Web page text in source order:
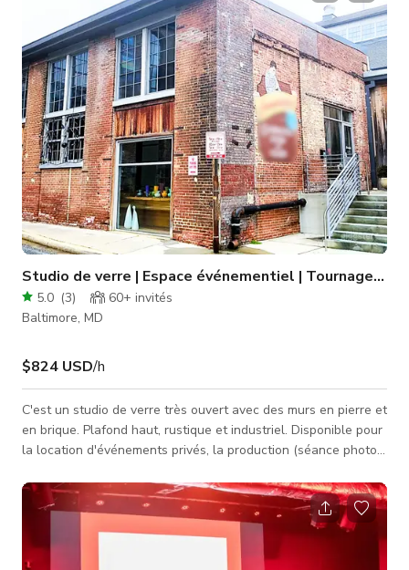
manières ! Nous proposons également plusieurs forfaits.
Studio de verre | Espace événementiel | Tournage |
5.0 (3) 60+ invités
Baltimore, MD
$824 USD/h
C'est un studio de verre très ouvert avec des murs en pierre et
en brique. Plafond haut, rustique et industriel. Disponible pour
la location d'événements privés, la production (séance photo
Location minimum de 4 heures. CAPACITÉS DE L'ESPACE : -
Dîner assis complet : Jusqu'à 75 invités assis en même temps.
-Réception buffet style cocktail : Peut accueillir jusqu'à 90
invités, tables et chaises pour environ la moitié. -Récep